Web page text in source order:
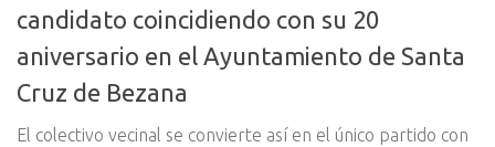
candidato coincidiendo con su 20
aniversario en el Ayuntamiento de Santa
Cruz de Bezana
El colectivo vecinal se convierte así en el único partido con